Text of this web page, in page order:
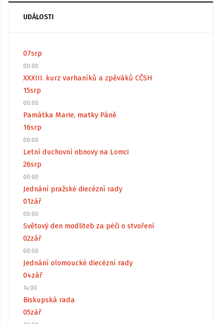
UDÁLOSTI
07srp
00:00
XXXIII. kurz varhaníků a zpěváků CČSH
15srp
00:00
Památka Marie, matky Páně
16srp
00:00
Letní duchovní obnovy na Lomci
26srp
00:00
Jednání pražské diecézní rady
01zář
00:00
Světový den modliteb za péči o stvoření
02zář
00:00
Jednání olomoucké diecézní rady
04zář
14:00
Biskupská rada
05zář